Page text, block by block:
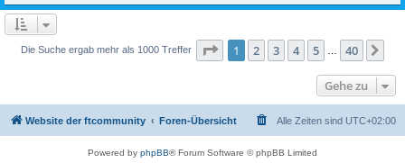
Die Suche ergab mehr als 1000 Treffer Seite 1von 40
1 2 3 4 5 40
Gehe zu
Website der ftcommunity Foren-Übersicht Alle Zeiten sind UTC+02:00
Powered by phpBB® Forum Software © phpBB Limited